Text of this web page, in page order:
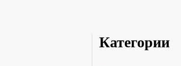
Категории